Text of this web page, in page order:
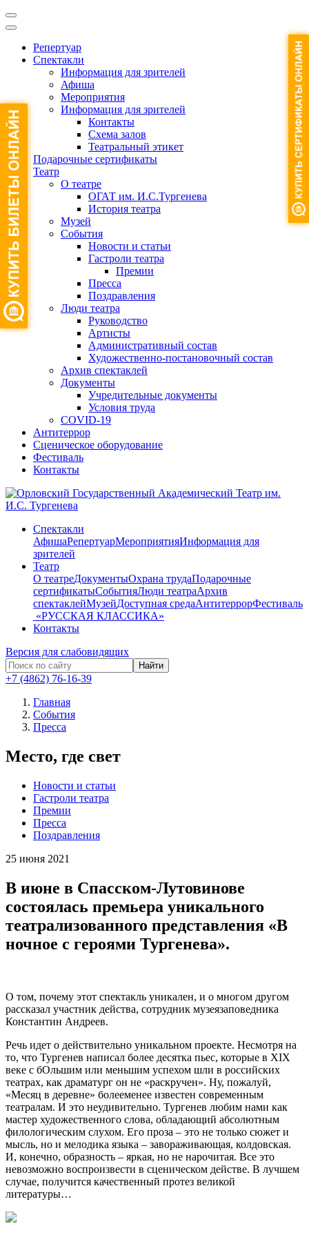
Репертуар
Спектакли
Информация для зрителей
Афиша
Мероприятия
Информация для зрителей
Контакты
Схема залов
Театральный этикет
Подарочные сертификаты
Театр
О театре
ОГАТ им. И.С.Тургенева
История театра
Музей
События
Новости и статьи
Гастроли театра
Премии
Пресса
Поздравления
Люди театра
Руководство
Артисты
Административный состав
Художественно-постановочный состав
Архив спектаклей
Документы
Учредительные документы
Условия труда
COVID-19
Антитеррор
Сценическое оборудование
Фестиваль
Контакты
Спектакли
АфишаРепертуарМероприятияИнформация для
зрителей
Театр
О театреДокументыОхрана трудаПодарочные
сертификатыСобытияЛюди театраАрхив
спектаклейМузейДоступная средаАнтитеррорФестиваль
​ «РУССКАЯ КЛАССИКА»
Контакты
Версия для слабовидящих
Найти
+7 (4862) 76-16-39
Главная
События
Пресса
Место, где свет
Новости и статьи
Гастроли театра
Премии
Пресса
Поздравления
25 июня 2021
В июне в Спасском-Лутовинове
состоялась премьера уникального
театрализованного представления «В
ночное с героями Тургенева».
О том, почему этот спектакль уникален, и о многом другом
рассказал участник действа, сотрудник музея­заповедника
Константин Андреев.
Речь идет о действительно уникальном проекте. Несмотря на
то, что Тургенев написал более десятка пьес, которые в XIX
веке с бОльшим или меньшим успехом шли в российских
театрах, как драматург он не «раскручен». Ну, пожалуй,
«Месяц в деревне» более­менее известен современным
театралам. И это неудивительно. Тургенев любим нами как
мастер художественного слова, обладающий абсолютным
филологическим слухом. Его проза – это не только сюжет и
мысль, но и мелодика языка – завораживающая, колдовская.
И, конечно, образность – яркая, но не нарочитая. Все это
невозможно воспроизвести в сценическом действе. В лучшем
случае, получится качественный протез великой
литературы…